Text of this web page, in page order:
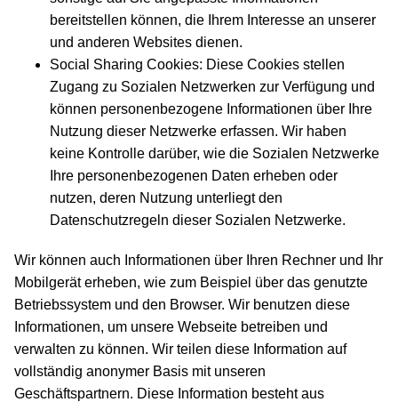
bereitstellen können, die Ihrem Interesse an unserer
und anderen Websites dienen.
Social Sharing Cookies: Diese Cookies stellen
Zugang zu Sozialen Netzwerken zur Verfügung und
können personenbezogene Informationen über Ihre
Nutzung dieser Netzwerke erfassen. Wir haben
keine Kontrolle darüber, wie die Sozialen Netzwerke
Ihre personenbezogenen Daten erheben oder
nutzen, deren Nutzung unterliegt den
Datenschutzregeln dieser Sozialen Netzwerke.
Wir können auch Informationen über Ihren Rechner und Ihr
Mobilgerät erheben, wie zum Beispiel über das genutzte
Betriebssystem und den Browser. Wir benutzen diese
Informationen, um unsere Webseite betreiben und
verwalten zu können. Wir teilen diese Information auf
vollständig anonymer Basis mit unseren
Geschäftspartnern. Diese Information besteht aus